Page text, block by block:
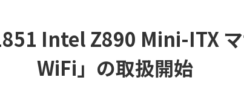
Intel Z890 Mini-ITX
WiFi」の取扱開始